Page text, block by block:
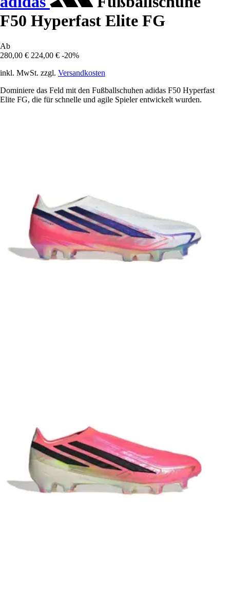
F50 Hyperfast Elite FG
Ab
280,00 € 224,00 € -20%
inkl. MwSt. zzgl. Versandkosten
Dominiere das Feld mit den Fußballschuhen adidas F50 Hyperfast
Elite FG, die für schnelle und agile Spieler entwickelt wurden.